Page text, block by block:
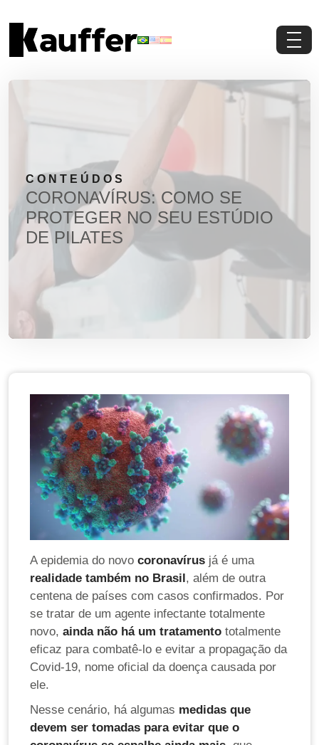
Contato
Materiais Gratuitos
Solicite um Orçamento
CONTEÚDOS
CORONAVÍRUS: COMO SE
PROTEGER NO SEU ESTÚDIO
DE PILATES
A epidemia do novo coronavírus já é uma
realidade também no Brasil, além de outra
centena de países com casos confirmados. Por
se tratar de um agente infectante totalmente
novo, ainda não há um tratamento totalmente
eficaz para combatê-lo e evitar a propagação da
Covid-19, nome oficial da doença causada por
ele.
Nesse cenário, há algumas medidas que
devem ser tomadas para evitar que o